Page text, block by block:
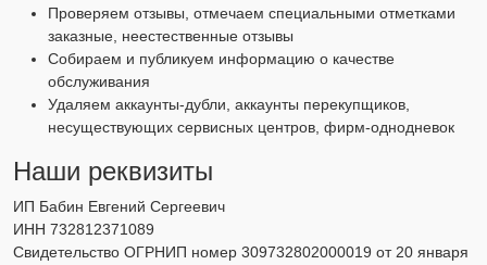
Проверяем отзывы, отмечаем специальными отметками
заказные, неестественные отзывы
Собираем и публикуем информацию о качестве
обслуживания
Удаляем аккаунты-дубли, аккаунты перекупщиков,
несуществующих сервисных центров, фирм-однодневок
Наши реквизиты
ИП Бабин Евгений Сергеевич
ИНН 732812371089
Свидетельство ОГРНИП номер 309732802000019 от 20 января